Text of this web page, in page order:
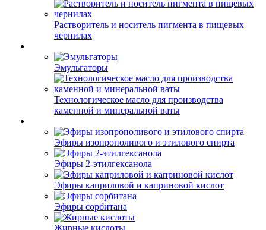
Растворитель и носитель пигмента в пищевых
чернилах
Эмульгаторы
Технологическое масло для производства
каменной и минеральной ваты
Эфиры изопрополивого и этилового спирта
Эфиры 2-этилгексанола
Эфиры каприловой и каприновой кислот
Эфиры сорбитана
Жирные кислоты